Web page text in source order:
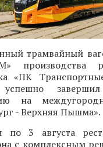
трамвайный
производства
«ПК
завершил
на
- Верхняя Пышма».
3 августа
с комплексным